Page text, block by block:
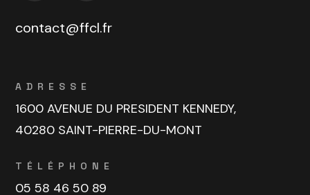
contact@ffcl.fr
ADRESSE
1600 AVENUE DU PRESIDENT KENNEDY,
40280 SAINT-PIERRE-DU-MONT
TÉLÉPHONE
05 58 46 50 89